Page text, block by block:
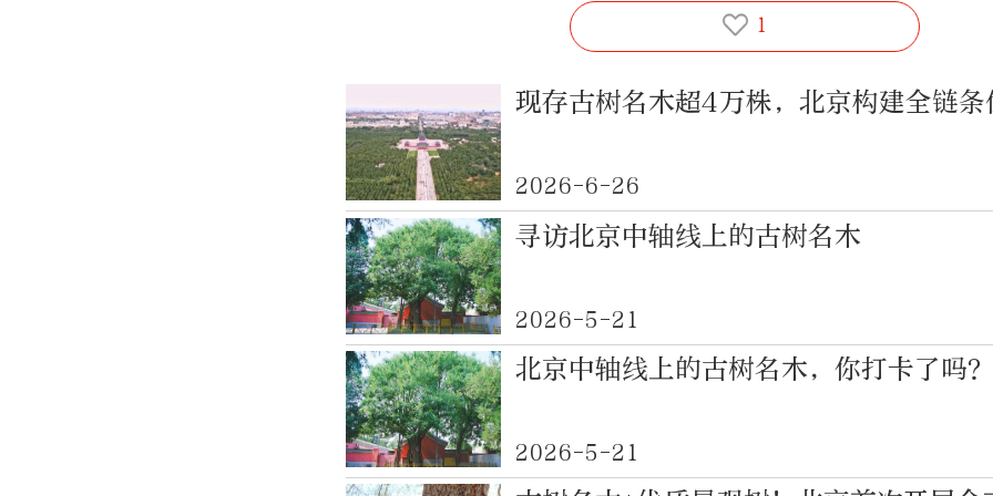
1
现存古树名木超4万株，北京构建全链条
2026-6-26
寻访北京中轴线上的古树名木
2026-5-21
北京中轴线上的古树名木，你打卡了吗？
2026-5-21